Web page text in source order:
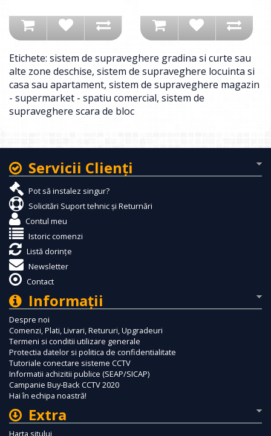
Etichete: sistem de supraveghere gradina si curte sau
alte zone deschise, sistem de supraveghere locuinta si
casa sau apartament, sistem de supraveghere magazin
- supermarket - spatiu comercial, sistem de
supraveghere scara de bloc
Servicii Clienţi
Pot să instalez singur?
Solicitări Suport tehnic și Returnări
Contul meu
Istoric comenzi
Listă dorințe
Newsletter
Contact
Informaţii
Despre noi
Comenzi, Plati, Livrari, Retururi, Upgradeuri
Termeni si conditii utilizare generale
Protectia datelor si politica de confidentialitate
Tutoriale conectare sisteme CCTV
Informatii achizitii publice (SEAP/SICAP)
Campanie Buy-Back CCTV 2020
Hai în echipa noastră!
Extra
Harta sitului